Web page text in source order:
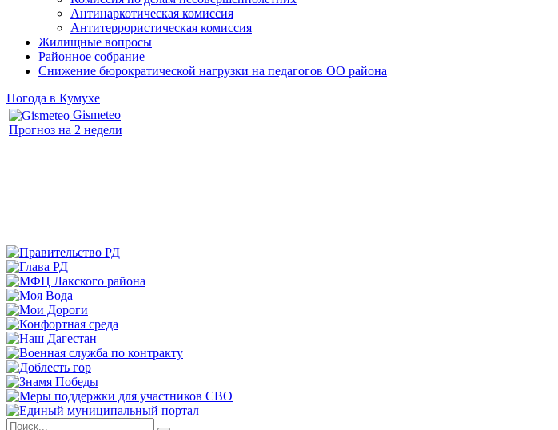
Антинаркотическая комиссия
Антитеррористическая комиссия
Жилищные вопросы
Районное собрание
Снижение бюрократической нагрузки на педагогов ОО района
Погода в Кумухе
Gismeteo
Прогноз на 2 недели